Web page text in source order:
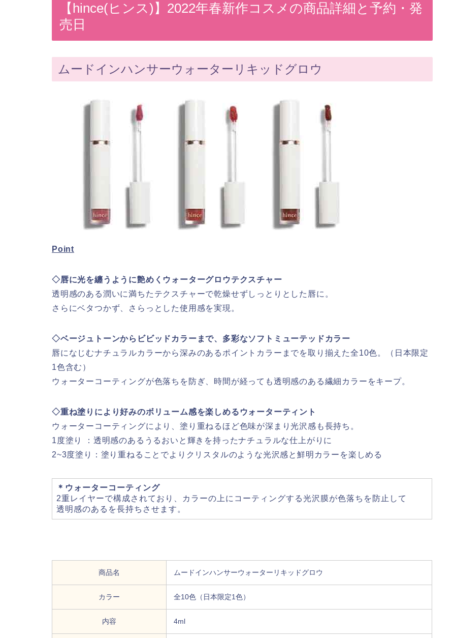
【hince(ヒンス)】2022年春新作コスメの商品詳細と予約・発
売日
ムードインハンサーウォーターリキッドグロウ
Point
◇唇に光を纏うように艶めくウォーターグロウテクスチャー
透明感のある潤いに満ちたテクスチャーで乾燥せずしっとりとした唇に。
さらにベタつかず、さらっとした使用感を実現。
◇ベージュトーンからビビッドカラーまで、多彩なソフトミューテッドカラー
唇になじむナチュラルカラーから深みのあるポイントカラーまでを取り揃えた全10色。（日本限定
1色含む）
ウォーターコーティングが色落ちを防ぎ、時間が経っても透明感のある繊細カラーをキープ。
◇重ね塗りにより好みのボリューム感を楽しめるウォーターティント
ウォーターコーティングにより、塗り重ねるほど色味が深まり光沢感も長持ち。
1度塗り ：透明感のあるうるおいと輝きを持ったナチュラルな仕上がりに
2~3度塗り：塗り重ねることでよりクリスタルのような光沢感と鮮明カラーを楽しめる
＊ウォーターコーティング
2重レイヤーで構成されており、カラーの上にコーティングする光沢膜が色落ちを防止して
透明感のあるを長持ちさせます。
商品名 ムードインハンサーウォーターリキッドグロウ
カラー 全10色（日本限定1色）
内容 4ml